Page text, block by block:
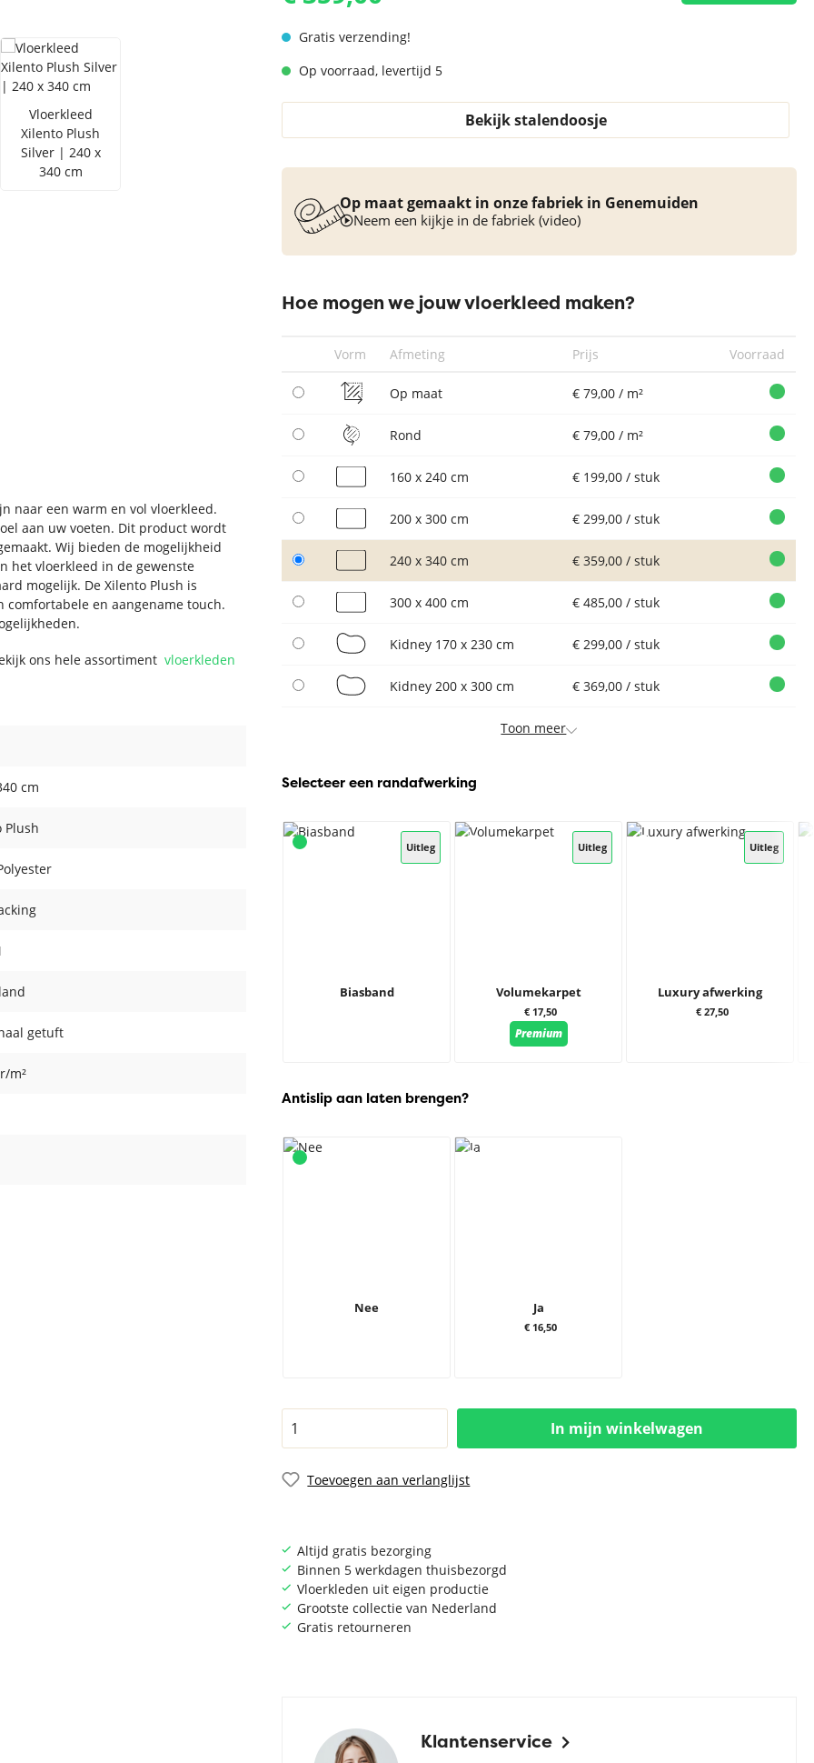
Gratis verzending!
Op voorraad, levertijd 5
Bekijk stalendoosje
Op maat gemaakt in onze fabriek in Genemuiden
Neem een kijkje in de fabriek (video)
Hoe mogen we jouw vloerkleed maken?
Vorm Afmeting Prijs Voorraad
Op maat € 79,00 / m²
Rond € 79,00 / m²
160 x 240 cm € 199,00 / stuk
200 x 300 cm € 299,00 / stuk
240 x 340 cm € 359,00 / stuk
300 x 400 cm € 485,00 / stuk
Kidney 170 x 230 cm € 299,00 / stuk
Kidney 200 x 300 cm € 369,00 / stuk
Toon meer
Selecteer een randafwerking
Uitleg
Biasband
Uitleg
Volumekarpet
€ 17,50
Premium
Uitleg
Luxury afwerking
€ 27,50
Antislip aan laten brengen?
Nee Ja
€ 16,50
In mijn winkelwagen
Toevoegen aan verlanglijst
Vloerkleed
Xilento Plush
Silver | 240 x
340 cm
Altijd gratis bezorging
Binnen 5 werkdagen thuisbezorgd
Vloerkleden uit eigen productie
Grootste collectie van Nederland
Gratis retourneren
Klantenservice
naar een warm en vol vloerkleed.
aan uw voeten. Dit product wordt
Wij bieden de mogelijkheid
het vloerkleed in de gewenste
mogelijk. De Xilento Plush is
comfortabele en aangename touch.
ons hele assortimentvloerkleden
cm
Plush
getuft
m²